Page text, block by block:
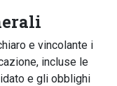
e vincolante i
incluse le
e gli obblighi